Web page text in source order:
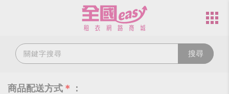
搜尋
商品配送方式 ＊ ：